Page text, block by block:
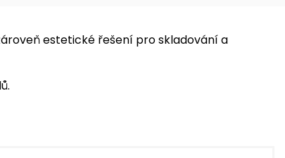
estetické řešení pro skladování a